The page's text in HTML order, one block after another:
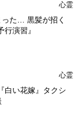
心霊
った… 黒髪が招く
演習』
心霊
白い花嫁』タクシ